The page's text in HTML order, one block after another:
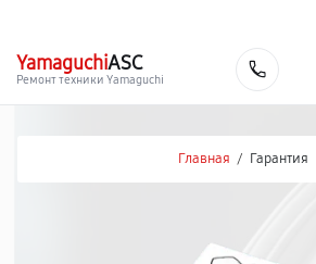
YamaguchiASC
Ремонт техники Yamaguchi
Главная / Гарантия